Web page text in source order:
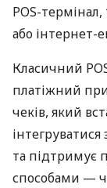
POS-
або інтернет-
Класичний
платіжний
чеків, який
та підтримує
способами —